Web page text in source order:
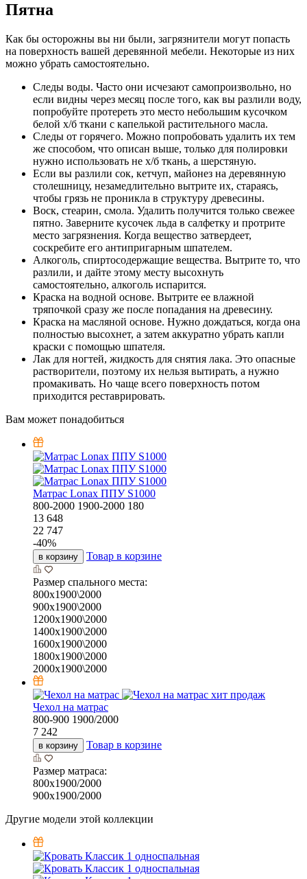
Пятна
Как бы осторожны вы ни были, загрязнители могут попасть
на поверхность вашей деревянной мебели. Некоторые из них
можно убрать самостоятельно.
Следы воды. Часто они исчезают самопроизвольно, но
если видны через месяц после того, как вы разлили воду,
попробуйте протереть это место небольшим кусочком
белой х/б ткани с капелькой растительного масла.
Следы от горячего. Можно попробовать удалить их тем
же способом, что описан выше, только для полировки
нужно использовать не х/б ткань, а шерстяную.
Если вы разлили сок, кетчуп, майонез на деревянную
столешницу, незамедлительно вытрите их, стараясь,
чтобы грязь не проникла в структуру древесины.
Воск, стеарин, смола. Удалить получится только свежее
пятно. Заверните кусочек льда в салфетку и протрите
место загрязнения. Когда вещество затвердеет,
соскребите его антипригарным шпателем.
Алкоголь, спиртосодержащие вещества. Вытрите то, что
разлили, и дайте этому месту высохнуть
самостоятельно, алкоголь испарится.
Краска на водной основе. Вытрите ее влажной
тряпочкой сразу же после попадания на древесину.
Краска на масляной основе. Нужно дождаться, когда она
полностью высохнет, а затем аккуратно убрать капли
краски с помощью шпателя.
Лак для ногтей, жидкость для снятия лака. Это опасные
растворители, поэтому их нельзя вытирать, а нужно
промакивать. Но чаще всего поверхность потом
приходится реставрировать.
Вам может понадобиться
Матрас Lonax ППУ S1000
800-2000 1900-2000 180
13 648
22 747
-40%
в корзину Товар в корзине
Размер спального места:
800х1900\2000
900х1900\2000
1200х1900\2000
1400х1900\2000
1600х1900\2000
1800х1900\2000
2000х1900\2000
хит продаж
Чехол на матрас
800-900 1900/2000
7 242
в корзину Товар в корзине
Размер матраса:
800х1900/2000
900х1900/2000
Другие модели этой коллекции